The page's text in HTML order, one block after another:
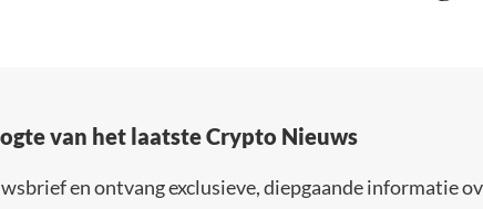
van het laatste Crypto Nieuws
en ontvang exclusieve, diepgaande informatie